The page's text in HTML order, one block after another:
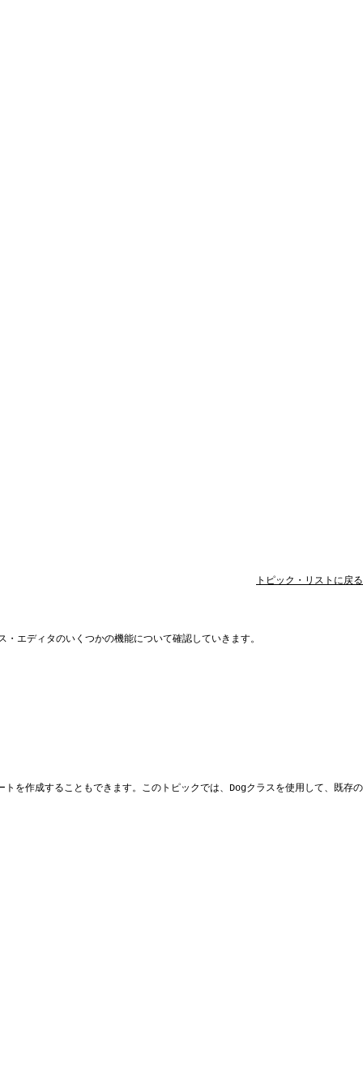
トピック・リストに戻る
エディタのいくつかの機能について確認していきます。
を作成することもできます。このトピックでは、 Dogクラスを使用して、既存の